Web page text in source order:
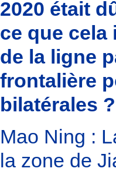
2020 était
ce que
de la ligne
frontalière
bilatérales ?
Mao Ning :
la zone de